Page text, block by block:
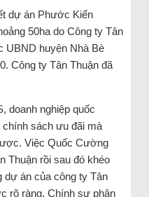
dự án Phước Kiển
50ha do Công ty Tân
UBND huyện Nhà Bè
Công ty Tân Thuận đã
doanh nghiệp quốc
sách ưu đãi mà
Việc Quốc Cường
Thuận rồi sau đó khéo
dự án của công ty Tân
rõ ràng. Chính sự phân